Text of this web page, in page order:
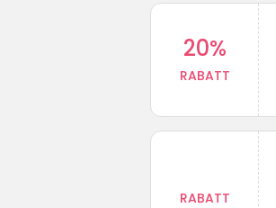
20%
RABATT
RABATT